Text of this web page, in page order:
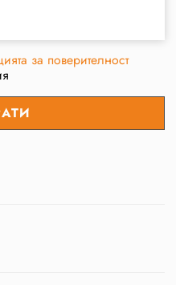
за поверителност